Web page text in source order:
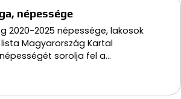
népessége
2020-2025 népessége, lakosok
Magyarország Kartal
sorolja fel a…